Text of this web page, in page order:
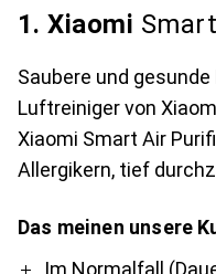
1. Xiaomi
Saubere und
Luftreiniger von
Xiaomi Smart Air
Allergikern, tief
Das meinen unsere
ProIm Normalfall
Contra